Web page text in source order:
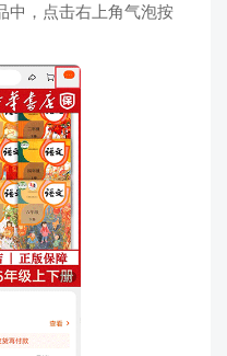
中，点击右上角气泡按